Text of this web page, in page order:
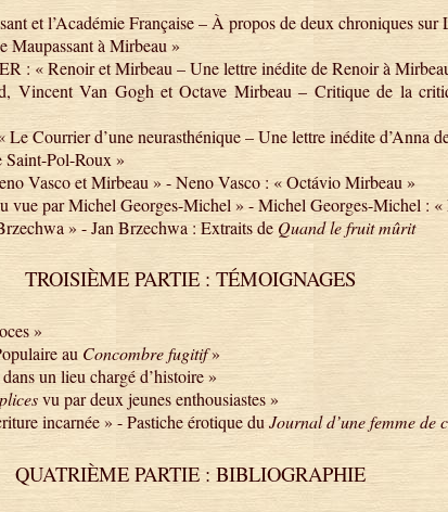
et l’Académie Française – À propos de deux chroniques
Maupassant à Mirbeau »
: « Renoir et Mirbeau – Une lettre inédite de Renoir à
Van Gogh et Octave Mirbeau – Critique de la
Courrier d’une neurasthénique – Une lettre inédite d’Anna
Pol-Roux »
Vasco et Mirbeau » - Neno Vasco : « Octávio Mirbeau »
par Michel Georges-Michel » - Michel Georges-Michel :
» - Jan Brzechwa : Extraits de Quand le fruit mûrit
TROISIÈME PARTIE : TÉMOIGNAGES
»
au Concombre fugitif»
un lieu chargé d’histoire »
vu par deux jeunes enthousiastes »
incarnée » - Pastiche érotique duJournal d’une femme de
QUATRIÈME PARTIE : BIBLIOGRAPHIE